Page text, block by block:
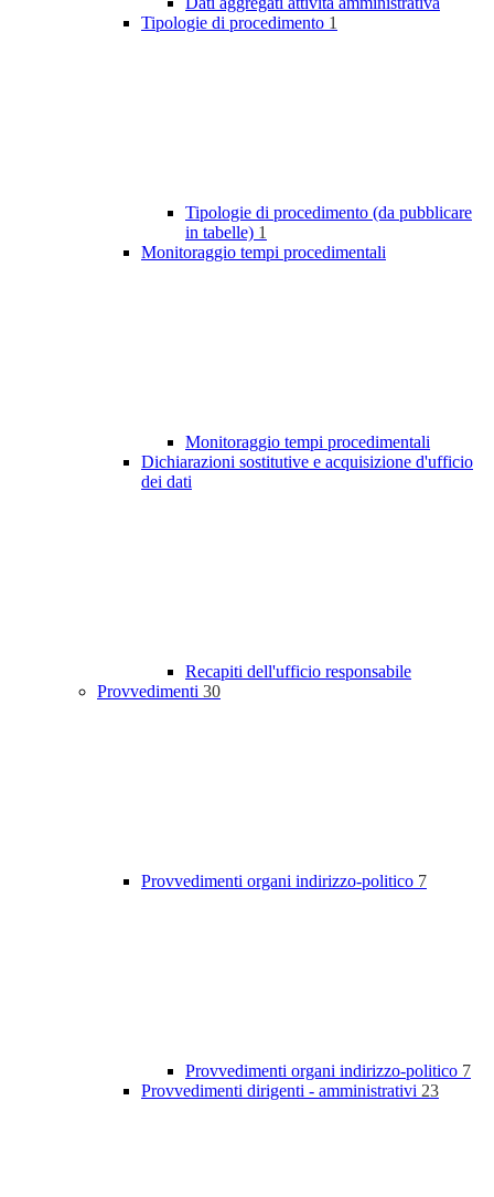
Tipologie di procedimento 1
Tipologie di procedimento (da pubblicare
in tabelle) 1
Monitoraggio tempi procedimentali
Monitoraggio tempi procedimentali
Dichiarazioni sostitutive e acquisizione d'ufficio
dei dati
Recapiti dell'ufficio responsabile
Provvedimenti 30
Provvedimenti organi indirizzo-politico 7
Provvedimenti organi indirizzo-politico 7
Provvedimenti dirigenti - amministrativi 23